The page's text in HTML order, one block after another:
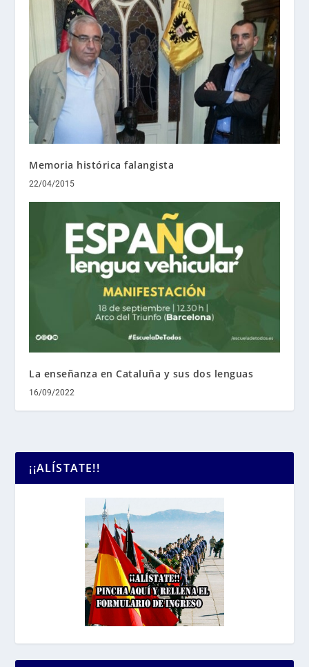
Memoria histórica falangista
22/04/2015
La enseñanza en Cataluña y sus dos lenguas
16/09/2022
¡¡ALÍSTATE!!